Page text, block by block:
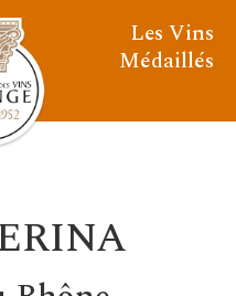
Les Vins
Médaillés